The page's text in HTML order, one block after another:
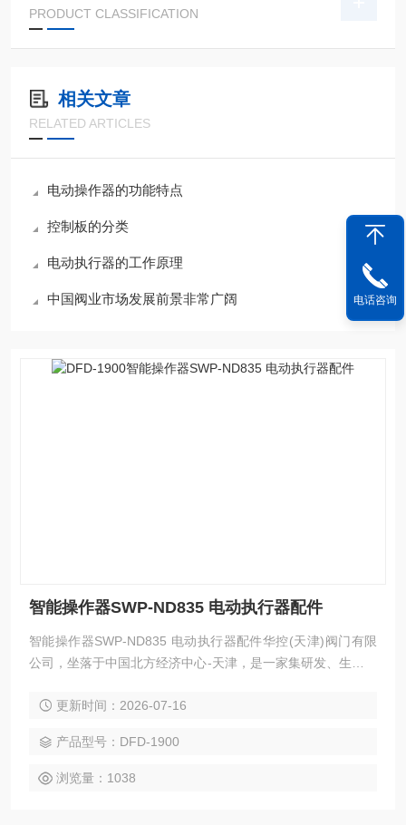
PRODUCT CLASSIFICATION
相关文章
RELATED ARTICLES
电动操作器的功能特点
控制板的分类
电动执行器的工作原理
中国阀业市场发展前景非常广阔
智能操作器SWP-ND835 电动执行器配件
智能操作器SWP-ND835 电动执行器配件华控(天津)阀门有限
公司，坐落于中国北方经济中心-天津，是一家集研发、生产、
秉承“科技创新、质量为本、客户至上“的经营理念，致力于为
案。主营业务范围:工业自动化设备及电子技术研发，自动化仪
表成套设备、电动阀门、电动执行器等产品销售，货物及技术
更新时间：2026-07-16
产品型号：DFD-1900
浏览量：1038
电话咨询